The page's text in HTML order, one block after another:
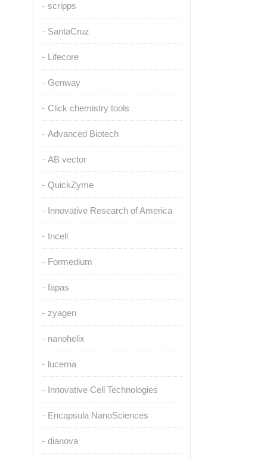
scripps
SantaCruz
Lifecore
Genway
Click chemistry tools
Advanced Biotech
AB vector
QuickZyme
Innovative Research of America
Incell
Formedium
fapas
zyagen
nanohelix
lucerna
Innovative Cell Technologies
Encapsula NanoSciences
dianova